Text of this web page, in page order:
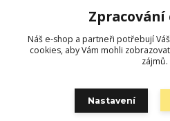
+420 731 390 323Zpracování
Náš e-shop a partneři potřebují Váš
cookies, aby Vám mohli
zájmů.
Nastavení